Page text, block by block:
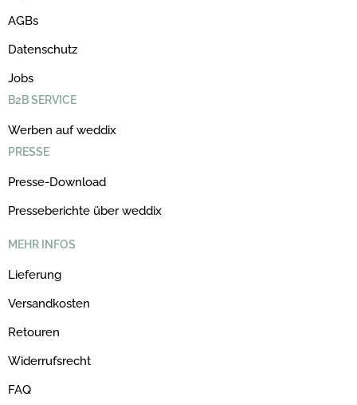
AGBs
Datenschutz
Jobs
B2B SERVICE
Werben auf weddix
PRESSE
Presse-Download
Presseberichte über weddix
MEHR INFOS
Lieferung
Versandkosten
Retouren
Widerrufsrecht
FAQ